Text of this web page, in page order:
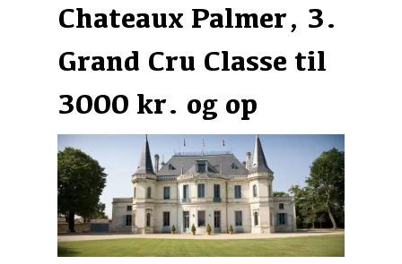
Chateaux Palmer, 3.
Grand Cru Classe til
3000 kr. og op